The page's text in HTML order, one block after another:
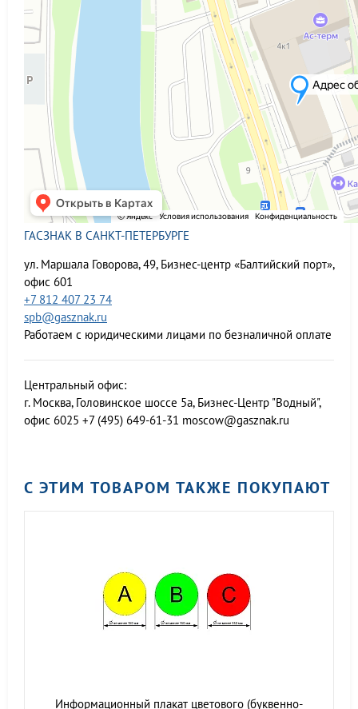
ГАСЗНАК В САНКТ-ПЕТЕРБУРГЕ
ул. Маршала Говорова, 49, Бизнес-центр «Балтийский порт»,
офис 601
+7 812 407 23 74
spb@gasznak.ru
Работаем с юридическими лицами по безналичной оплате
Центральный офис:
г. Москва, Головинское шоссе 5а, Бизнес-Центр "Водный",
офис 6025 +7 (495) 649-61-31 moscow@gasznak.ru
С ЭТИМ ТОВАРОМ ТАКЖЕ ПОКУПАЮТ
Информационный плакат цветового (буквенно-